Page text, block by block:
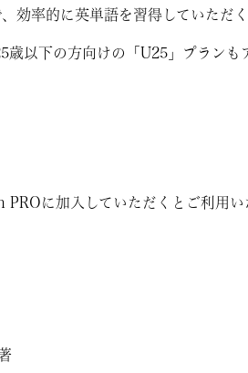
効率的に英単語を習得していただく
以下の方向けの「U25」プランも
に加入していただくとご利用い